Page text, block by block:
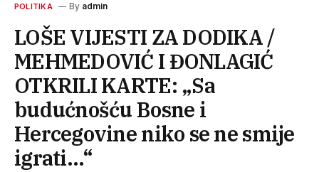
POLITIKA By admin
LOŠE VIJESTI ZA DODIKA /
MEHMEDOVIĆ I ĐONLAGIĆ
OTKRILI KARTE: „Sa
budućnošću Bosne i
Hercegovine niko se ne smije
igrati…“